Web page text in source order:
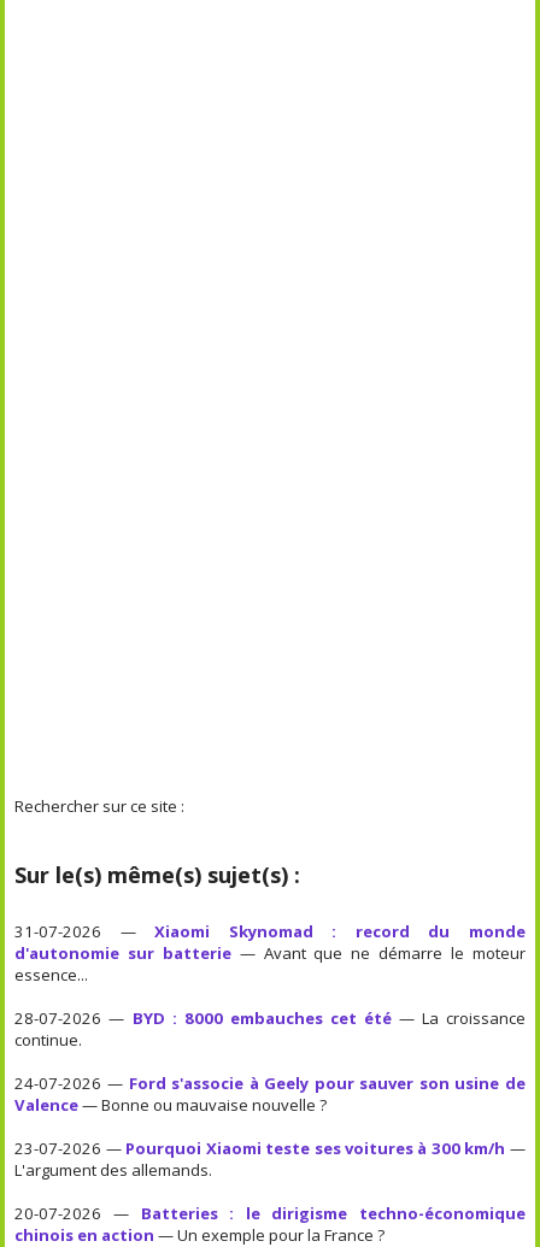
Rechercher sur ce site :
Sur le(s) même(s) sujet(s) :
31-07-2026 —Xiaomi Skynomad : record du monde
d'autonomie sur batterie — Avant que ne démarre le moteur
essence...
28-07-2026 — BYD : 8000 embauches cet été— La croissance
continue.
24-07-2026 — Ford s'associe à Geely pour sauver son usine de
Valence— Bonne ou mauvaise nouvelle ?
23-07-2026 — Pourquoi Xiaomi teste ses voitures à 300 km/h —
L'argument des allemands.
20-07-2026 — Batteries : le dirigisme techno-économique
chinois en action — Un exemple pour la France ?